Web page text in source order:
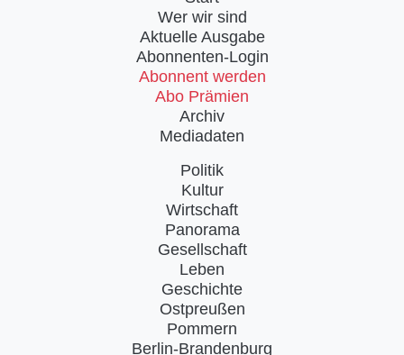
Wer wir sind
Aktuelle Ausgabe
Abonnenten-Login
Abonnent werden
Abo Prämien
Archiv
Mediadaten
Politik
Kultur
Wirtschaft
Panorama
Gesellschaft
Leben
Geschichte
Ostpreußen
Pommern
Berlin-Brandenburg